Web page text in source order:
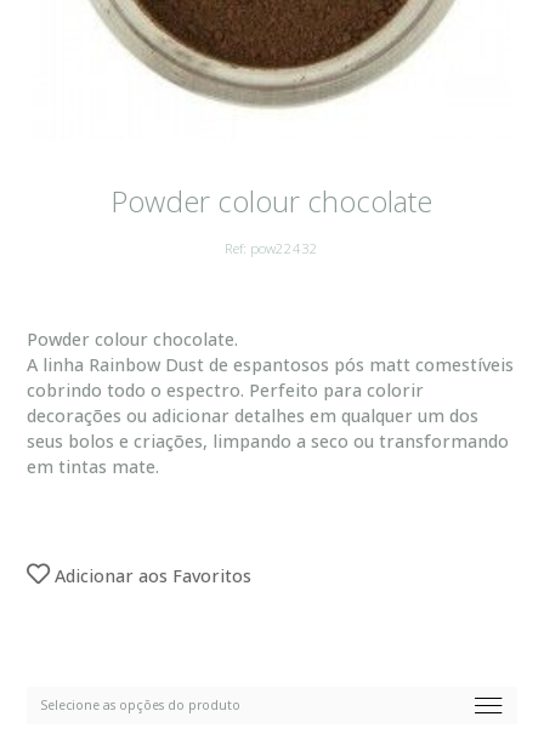
Powder colour chocolate
Ref: pow22432
Powder colour chocolate.
A linha Rainbow Dust de espantosos pós matt comestíveis
cobrindo todo o espectro. Perfeito para colorir
decorações ou adicionar detalhes em qualquer um dos
seus bolos e criações, limpando a seco ou transformando
em tintas mate.
Adicionar aos Favoritos